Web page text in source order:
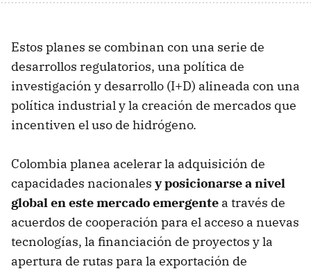
Estos planes se combinan con una serie de
desarrollos regulatorios, una política de
investigación y desarrollo (I+D) alineada con una
política industrial y la creación de mercados que
incentiven el uso de hidrógeno.
Colombia planea acelerar la adquisición de
capacidades nacionales y posicionarse a nivel
global en este mercado emergente a través de
acuerdos de cooperación para el acceso a nuevas
tecnologías, la financiación de proyectos y la
apertura de rutas para la exportación de